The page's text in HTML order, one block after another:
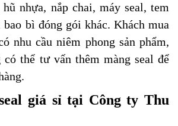
nhựa, nắp chai, máy seal, tem
bao bì đóng gói khác. Khách mua
nhu cầu niêm phong sản phẩm,
thể tư vấn thêm màng seal để
giá sỉ tại Công ty Thu